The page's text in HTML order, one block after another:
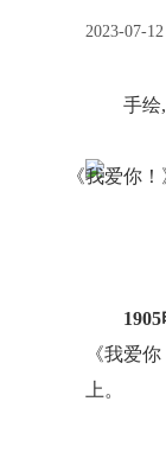
2023-07-
手绘
《我爱
上。